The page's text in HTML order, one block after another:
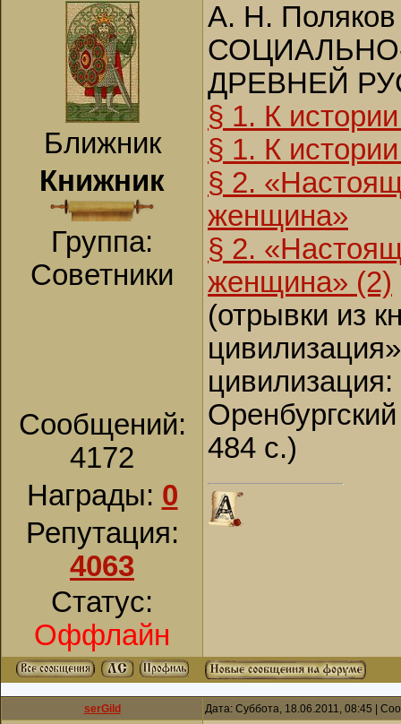
Ближник
Книжник
Группа:
Советники
Сообщений:
4172
Награды: 0
Репутация:
4063
Статус:
Оффлайн
А. Н. Поляков
ДРЕВНЕЙ
§ 1. К
§ 1. К
§ 2.
женщина»
§ 2.
женщина» (2)
(отрывки из
484 с.)
serGild Дата: Суббота, 18.06.2011, 08:45 |